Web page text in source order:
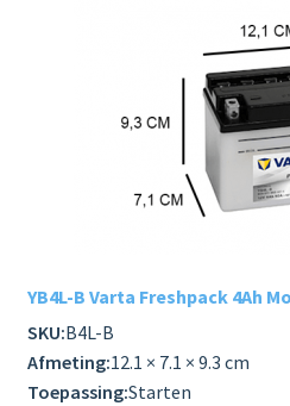
YB4L-B Varta Freshpack 4Ah
SKU:B4L-B
Afmeting:12.1 × 7.1 × 9.3 cm
Toepassing:Starten